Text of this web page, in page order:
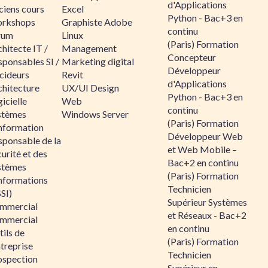
cours
IT /
SI /
de la
et des
de
Excel
Graphiste Adobe
Linux
Management
Marketing digital
Revit
UX/UI Design
Web
Windows Server
d'Applications
Python - Bac+3 en
continu
(Paris) Formation
Concepteur
Développeur
d'Applications
Python - Bac+3 en
continu
(Paris) Formation
Développeur Web
et Web Mobile –
Bac+2 en continu
(Paris) Formation
Technicien
Supérieur Systèmes
et Réseaux - Bac+2
en continu
(Paris) Formation
Technicien